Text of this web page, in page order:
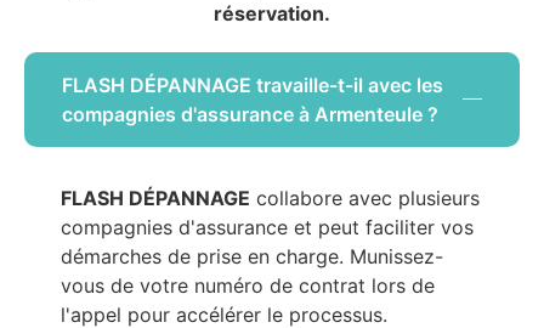
réservation.
FLASH DÉPANNAGE travaille-t-il avec les
compagnies d'assurance à Armenteule ?
FLASH DÉPANNAGE collabore avec plusieurs
compagnies d'assurance et peut faciliter vos
démarches de prise en charge. Munissez-
vous de votre numéro de contrat lors de
l'appel pour accélérer le processus.